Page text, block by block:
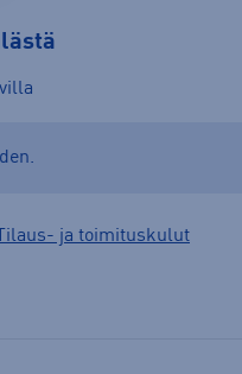
Tilaus- ja toimituskulut